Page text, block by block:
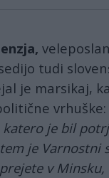
tudi
je marsikaj,
vrhuške:
je bil
tem je Varnostni
v